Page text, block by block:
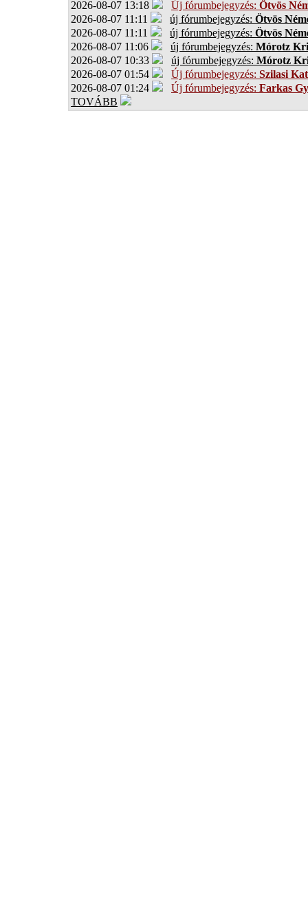
2026-08-07 13:18 Új fórumbejegyzés: Ötvös
2026-08-07 11:11
új fórumbejegyzés: Ötvös
2026-08-07 11:11
új fórumbejegyzés: Ötvös
2026-08-07 11:06
új fórumbejegyzés: Mórotz
2026-08-07 10:33
új fórumbejegyzés: Mórotz
2026-08-07 01:54
Új fórumbejegyzés: Szilasi
2026-08-07 01:24
Új fórumbejegyzés: Farkas
TOVÁBB